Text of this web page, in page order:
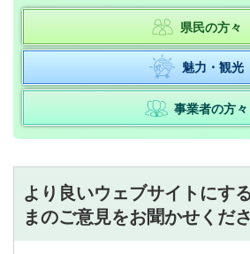
県民の方々
魅力・観光
事業者の方々
より良いウェブサイトにす
まのご意見をお聞かせくだ